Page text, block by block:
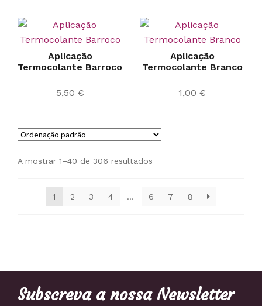
Aplicação
Termocolante Barroco
5,50 €
Aplicação
Termocolante Branco
1,00 €
A mostrar 1–40 de 306 resultados
1 2 3 4 … 6 7 8
Subscreva a nossa Newsletter